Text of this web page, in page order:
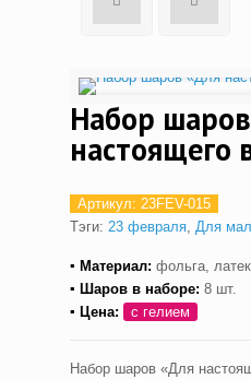
Набор
настоящего
Артикул: 23FEV-015
Тэги: 23 февраля, Для
▪ Материал: фольга,
▪ Шаров в наборе: 8 шт.
▪ Цена:
с гелием
Набор шаров «Для